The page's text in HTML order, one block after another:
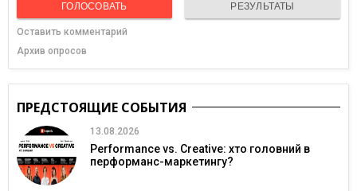
ГОЛОСОВАТЬ РЕЗУЛЬТАТЫ
Оставить комментарий
Архив опросов
ПРЕДСТОЯЩИЕ СОБЫТИЯ
13.08.2026
Performance vs. Creative: хто головний в
перформанс-маркетингу?